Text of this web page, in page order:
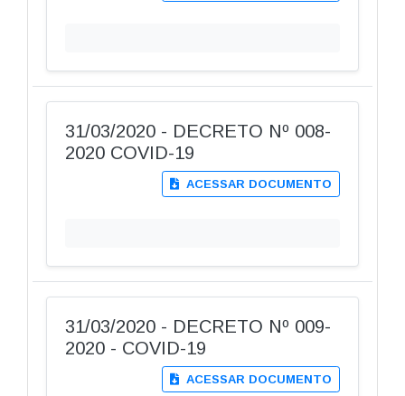
31/03/2020 - DECRETO Nº 008-
2020 COVID-19
ACESSAR DOCUMENTO
31/03/2020 - DECRETO Nº 009-
2020 - COVID-19
ACESSAR DOCUMENTO